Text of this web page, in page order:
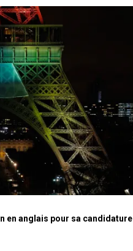
en anglais pour sa candidature